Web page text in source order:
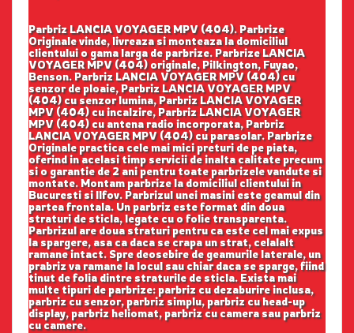
Parbriz LANCIA VOYAGER MPV (404). Parbrize
Originale vinde, livreaza si monteaza la domiciliul
clientului o gama larga de parbrize. Parbrize LANCIA
VOYAGER MPV (404) originale, Pilkington, Fuyao,
Benson. Parbriz LANCIA VOYAGER MPV (404) cu
senzor de ploaie, Parbriz LANCIA VOYAGER MPV
(404) cu senzor lumina, Parbriz LANCIA VOYAGER
MPV (404) cu incalzire, Parbriz LANCIA VOYAGER
MPV (404) cu antena radio incorporata, Parbriz
LANCIA VOYAGER MPV (404) cu parasolar. Parbrize
Originale practica cele mai mici preturi de pe piata,
oferind in acelasi timp servicii de inalta calitate precum
si o garantie de 2 ani pentru toate parbrizele vandute si
montate. Montam parbrize la domiciliul clientului in
Bucuresti si Ilfov. Parbrizul unei masini este geamul din
partea frontala. Un parbriz este format din doua
straturi de sticla, legate cu o folie transparenta.
Parbrizul are doua straturi pentru ca este cel mai expus
la spargere, asa ca daca se crapa un strat, celalalt
ramane intact. Spre deosebire de geamurile laterale, un
prabriz va ramane la locul sau chiar daca se sparge, fiind
tinut de folia dintre straturile de sticla. Exista mai
multe tipuri de parbrize: parbriz cu dezaburire inclusa,
parbriz cu senzor, parbriz simplu, parbriz cu head-up
display, parbriz heliomat, parbriz cu camera sau parbriz
cu camere.